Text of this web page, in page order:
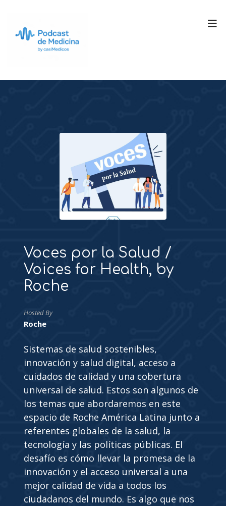
Voces por la Salud /
Voices for Health, by
Roche
Hosted By
Roche
Sistemas de salud sostenibles,
innovación y salud digital, acceso a
cuidados de calidad y una cobertura
universal de salud. Estos son algunos de
los temas que abordaremos en este
espacio de Roche América Latina junto a
referentes globales de la salud, la
tecnología y las políticas públicas. El
desafío es cómo llevar la promesa de la
innovación y el acceso universal a una
mejor calidad de vida a todos los
ciudadanos del mundo. Es algo que nos